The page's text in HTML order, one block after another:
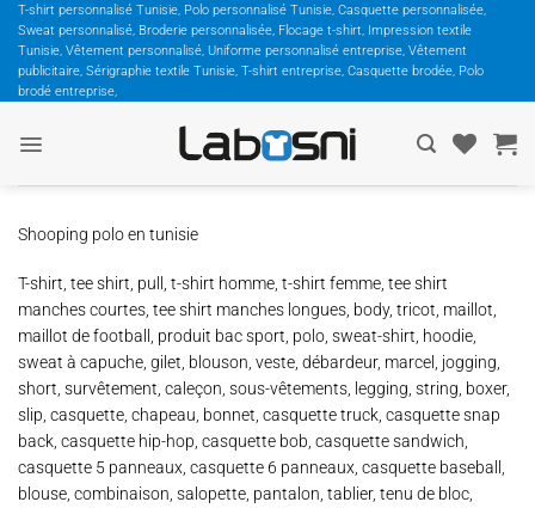
Passer
contenu
T-shirt personnalisé Tunisie, Polo personnalisé Tunisie, Casquette personnalisée,
Sweat personnalisé, Broderie personnalisée, Flocage t-shirt, Impression textile
Tunisie, Vêtement personnalisé, Uniforme personnalisé entreprise, Vêtement
publicitaire, Sérigraphie textile Tunisie, T-shirt entreprise, Casquette brodée, Polo
brodé entreprise,
Shooping polo en tunisie
T-shirt, tee shirt, pull, t-shirt homme, t-shirt femme, tee shirt
manches courtes, tee shirt manches longues, body, tricot, maillot,
maillot de football, produit bac sport, polo, sweat-shirt, hoodie,
sweat à capuche, gilet, blouson, veste, débardeur, marcel, jogging,
short, survêtement, caleçon, sous-vêtements, legging, string, boxer,
slip, casquette, chapeau, bonnet, casquette truck, casquette snap
back, casquette hip-hop, casquette bob, casquette sandwich,
casquette 5 panneaux, casquette 6 panneaux, casquette baseball,
blouse, combinaison, salopette, pantalon, tablier, tenu de bloc,